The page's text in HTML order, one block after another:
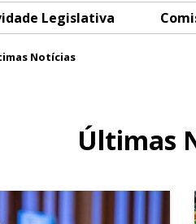
Legislativa
Notícias
Últimas